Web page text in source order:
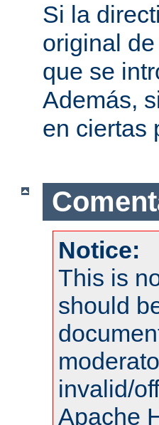
Si la
original
que se
Además,
en ciertas
Notice:
This is
should
invalid/
Apache